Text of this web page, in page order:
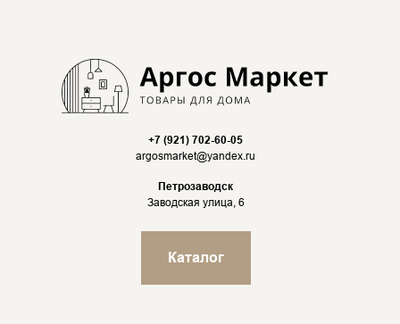
+7 (921) 702-60-05
argosmarket@yandex.ru
Петрозаводск
Заводская улица, 6
Каталог